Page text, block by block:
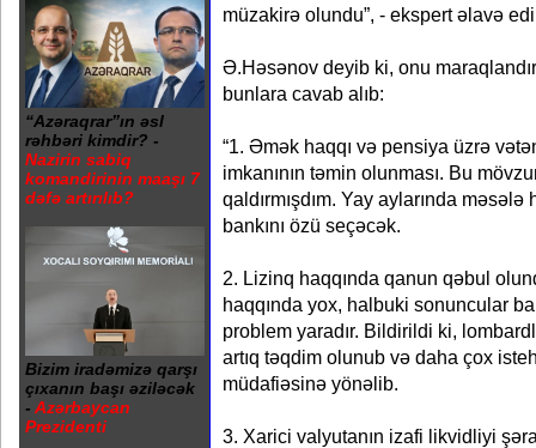
“Azəraqrar”ın əsl
rəhbəri kimdir? -
Nazirin sabiq
komandirinin maaşı 7
dəfə artırılıb?
Bizim iradəmizə qarşı
çıxanın başı əziləcək
- Azərbaycan
Prezidenti
müzakirə olundu”, - ekspert əlavə
Ə.Həsənov deyib ki, onu
bunlara cavab alıb:
“1. Əmək haqqı və pensiya üzrə
imkanının təmin olunması. Bu
qaldırmışdım. Yay aylarında
bankını özü seçəcək.
2. Lizinq haqqında qanun qəbul
haqqında yox, halbuki sonuncular
problem yaradır. Bildirildi ki,
artıq təqdim olunub və daha çox
müdafiəsinə yönəlib.
3. Xarici valyutanın izafi likvidliyi